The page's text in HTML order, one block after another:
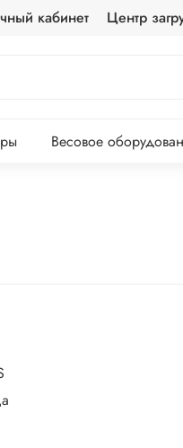
кабинет Центр
Весовое